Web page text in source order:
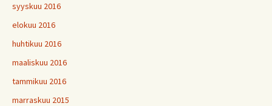
syyskuu 2016
elokuu 2016
huhtikuu 2016
maaliskuu 2016
tammikuu 2016
marraskuu 2015